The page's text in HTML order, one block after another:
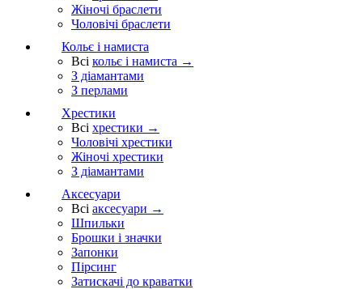
Жіночі браслети
Чоловічі браслети
Кольє і намиста
Всі кольє і намиста →
З діамантами
З перлами
Хрестики
Всі хрестики →
Чоловічі хрестики
Жіночі хрестики
З діамантами
Аксесуари
Всі аксесуари →
Шпильки
Брошки і значки
Запонки
Пірсинг
Затискачі до краватки